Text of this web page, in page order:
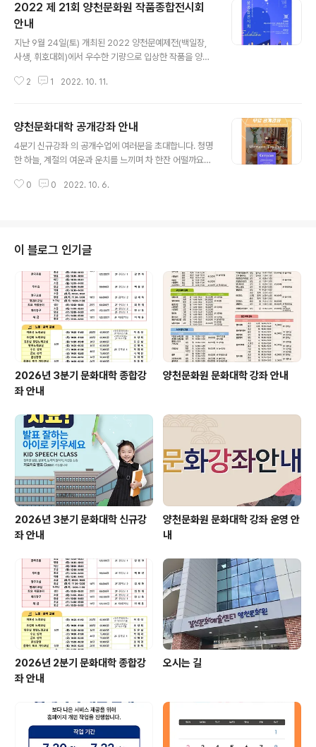
2022 제 21회 양천문화원 작품종합전시회
안내
지난 9월 24일(토) 개최된 2022 양천문예제전(백일장,
사생, 휘호대회)에서 우수한 기량으로 입상한 작품을 양천
합전시회」 를 마련하였습니다. 구민 여러분의 작품으로 채
내드리오니 많은 관심 부탁드리며, 소중한 발걸음 부탁드
립니다. ■ 전시기간 2022년 10월 15일 토요일 ~ 10월 1
9일 수요일까지 ※ 일요일 휴무 ■ 전시장 양천문화원 1층
람 2022. 10. 15 (토) 15:00 ~ 16:00 양천문화원 3층
2 1 2022. 10. 11.
양천문화대학 공개강좌 안내
4분기 신규강좌 의 공개수업에 여러분을 초대합니다. 청명
한 하늘, 계절의 여운과 운치를 느끼며 차 한잔 어떨까요?
의 맛과 향은 더욱 깊어지고 마음엔 휴식이 내려 앉을 것입
0월 12일 수요일 오전 10:30 ~ 11:30 ■ 장소 : 양천문화
원 3층 제 2강의실 ■ 참가비 : 무료 ■ 신청방법 : 양천문
화원 사무국으로 방문 또는 전화 신청 「차(茶)이나는 클래
스 커리큘럼(Curriculum)」 제 1강 웰컴티로 시작하는 차(t
ea)이야기 차(tea) 시작과 역사..
0 0 2022. 10. 6.
이 블로그 인기글
2026년 3분기 문화대학 종합강
좌 안내
양천문화원 문화대학 강좌 안내
2026년 3분기 문화대학 신규강
좌 안내
양천문화원 문화대학 강좌 운영 안
내
2026년 2분기 문화대학 종합강
좌 안내
오시는 길